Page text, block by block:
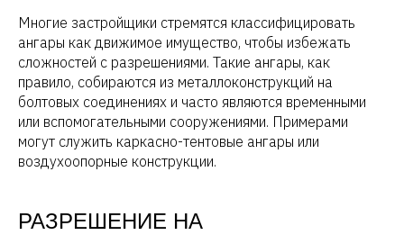
Многие застройщики стремятся классифицировать
ангары как движимое имущество, чтобы избежать
сложностей с разрешениями. Такие ангары, как
правило, собираются из металлоконструкций на
болтовых соединениях и часто являются временными
или вспомогательными сооружениями. Примерами
могут служить каркасно-тентовые ангары или
воздухоопорные конструкции.
РАЗРЕШЕНИЕ НА